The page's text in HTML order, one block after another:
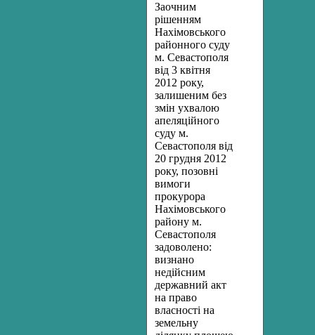
Заочним
рішенням
Нахімовського
районного суду
м. Севастополя
від 3 квітня
2012 року,
залишеним без
змін ухвалою
апеляційного
суду м.
Севастополя від
20 грудня 2012
року, позовні
вимоги
прокурора
Нахімовського
району м.
Севастополя
задоволено:
визнано
недійсним
державний акт
на право
власності на
земельну